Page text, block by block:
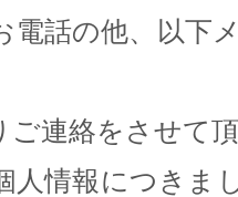
電話の他、以下
ご連絡をさせて
人情報につきま